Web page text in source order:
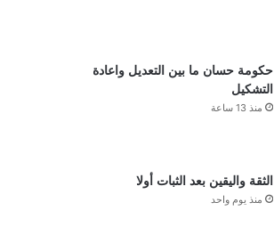
حكومة حسان ما بين التعديل واعادة
التشكيل
منذ 13 ساعة
الثقة واليقين بعد الثبات أولا
منذ يوم واحد